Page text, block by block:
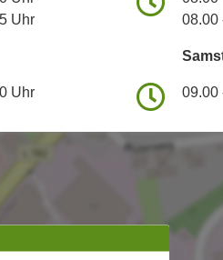
Uhr
Uhr
08.00
09.00